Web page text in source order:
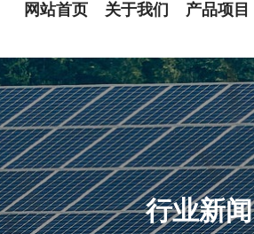
网站首页 关于我们 产品项目
行业新闻